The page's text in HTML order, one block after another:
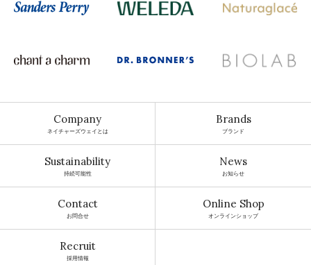
Company
ネイチャーズウェイとは
Brands
ブランド
Sustainability
持続可能性
News
お知らせ
Contact
お問合せ
Online Shop
オンラインショップ
Recruit
採用情報